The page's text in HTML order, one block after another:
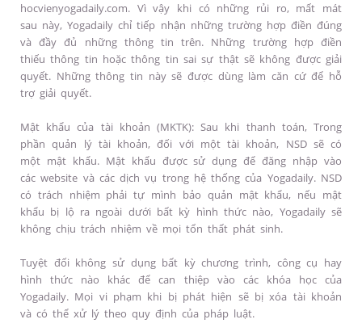
hocvienyogadaily.com. Vì vậy khi có những rủi ro, mất mát
sau này, Yogadaily chỉ tiếp nhận những trường hợp điền đúng
và đầy đủ những thông tin trên. Những trường hợp điền
thiếu thông tin hoặc thông tin sai sự thật sẽ không được giải
quyết. Những thông tin này sẽ được dùng làm căn cứ để hỗ
trợ giải quyết.
Mật khẩu của tài khoản (MKTK): Sau khi thanh toán, Trong
phần quản lý tài khoản, đối với một tài khoản, NSD sẽ có
một mật khẩu. Mật khẩu được sử dụng để đăng nhập vào
các website và các dịch vụ trong hệ thống của Yogadaily. NSD
có trách nhiệm phải tự mình bảo quản mật khẩu, nếu mật
khẩu bị lộ ra ngoài dưới bất kỳ hình thức nào, Yogadaily sẽ
không chịu trách nhiệm về mọi tổn thất phát sinh.
Tuyệt đối không sử dụng bất kỳ chương trình, công cụ hay
hình thức nào khác để can thiệp vào các khóa học của
Yogadaily. Mọi vi phạm khi bị phát hiện sẽ bị xóa tài khoản
và có thể xử lý theo quy định của pháp luật.